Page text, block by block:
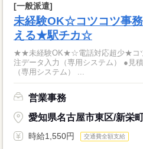
[一般派遣]
未経験OK☆コツコツ事
える★駅チカ☆
★★未経験OK★☆電話対応超少★コ
注データ入力（専用システム） ●見
（専用システム） ...
営業事務
愛知県名古屋市東区/新栄
時給1,550円 交通費全額支給